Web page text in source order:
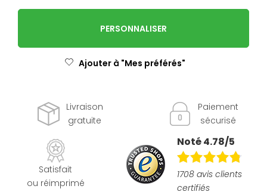
PERSONNALISER
Ajouter à "Mes préférés"
Livraison
gratuite
Paiement
sécurisé
Satisfait
ou réimprimé
Noté 4.78/5
1708 avis clients
certifiés